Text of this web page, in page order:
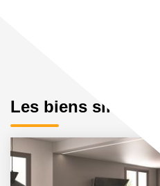
Les biens similaires